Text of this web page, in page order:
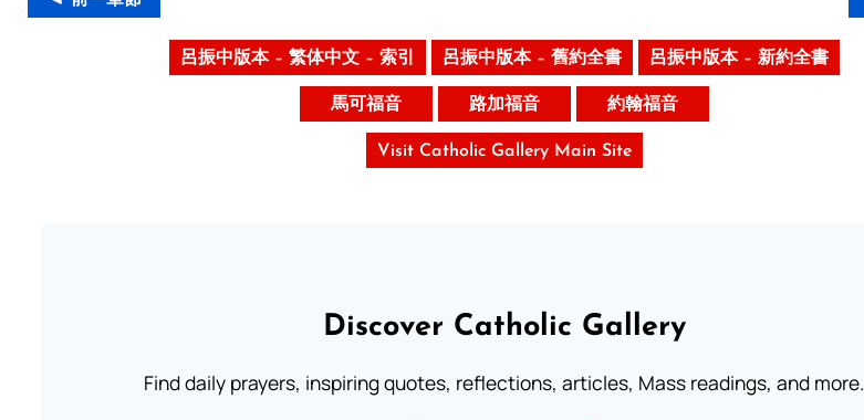
呂振中版本 – 繁体中文 – 索引 呂振中版本 – 舊約全書 呂振中版本 – 新約全書
馬可福音 路加福音 約翰福音
Visit Catholic Gallery Main Site
Discover Catholic Gallery
Find daily prayers, inspiring quotes, reflections, articles, Mass readings, and more.